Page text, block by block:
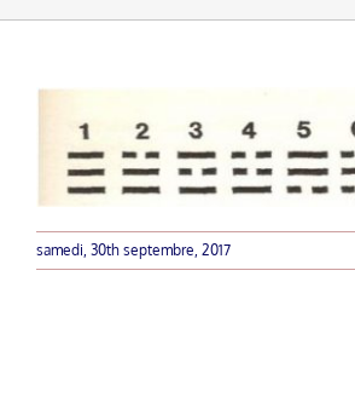
samedi, 30th septembre, 2017